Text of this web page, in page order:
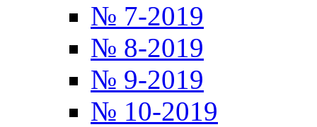
№ 7-2019
№ 8-2019
№ 9-2019
№ 10-2019